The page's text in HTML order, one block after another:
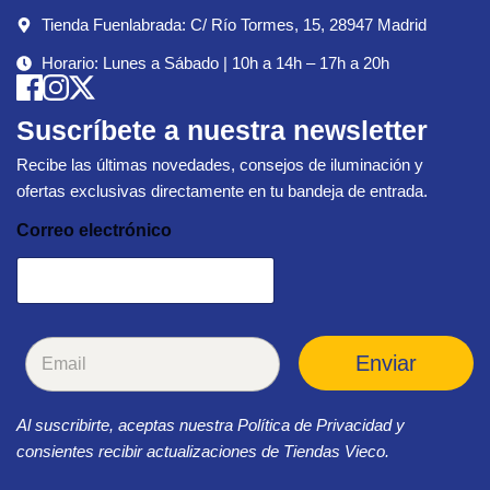
Tienda Fuenlabrada: C/ Río Tormes, 15, 28947 Madrid
Horario: Lunes a Sábado | 10h a 14h – 17h a 20h
Suscríbete a nuestra newsletter
Recibe las últimas novedades, consejos de iluminación y
ofertas exclusivas directamente en tu bandeja de entrada.
Correo electrónico
C
o
e
o
Enviar
Al suscribirte, aceptas nuestra Política de Privacidad y
consientes recibir actualizaciones de Tiendas Vieco.